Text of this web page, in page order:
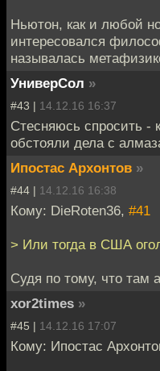
Ньютон, как и любой
интересовался
называлась
УниверСол »
#43 | 14.12.16 16:37
Стесняюсь спросить -
обстояли дела с
Ипостас Архонтов »
#44 | 14.12.16 16:38
Кому: DieRoten36, #41
> Или тогда в США
Судя по тому, что там
xor2times »
#45 | 14.12.16 17:07
Кому: Ипостас